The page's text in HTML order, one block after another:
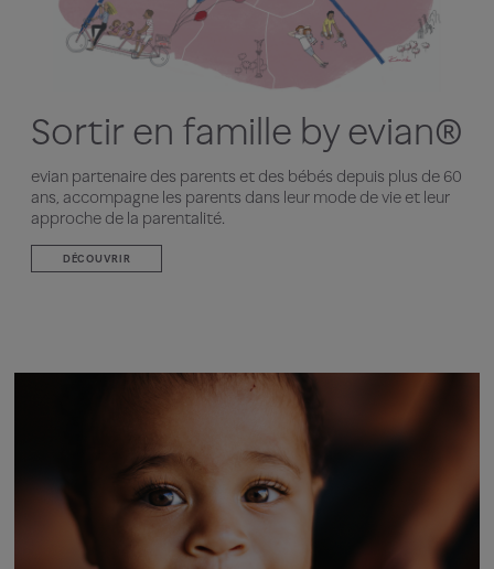
Sortir en famille by evian®
evian partenaire des parents et des bébés depuis plus de 60
ans, accompagne les parents dans leur mode de vie et leur
approche de la parentalité.
DÉCOUVRIR